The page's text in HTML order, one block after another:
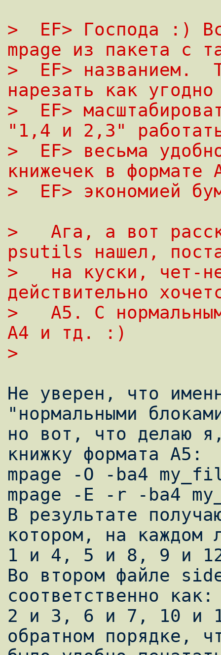
>  EF> Господа :)
mpage из пакета с
>  EF> названием.
нарезать как
>  EF>
"1,4 и 2,3"
>  EF> весьма
книжечек в формате
>  EF> экономией
>   Ага, а вот
psutils нашел,
>   на куски, чет-
действительно
>   A5. С
A4 и тд. :)
>
Hе уверен, что
"нормальными
но вот, что делаю
книжку формата A5:
mpage -O -ba4
mpage -E -r -ba4
В результате
котором, на каждом
1 и 4, 5 и 8, 9 и
Во втором файле
соответственно как:
2 и 3, 6 и 7, 10 и
обратном порядке,